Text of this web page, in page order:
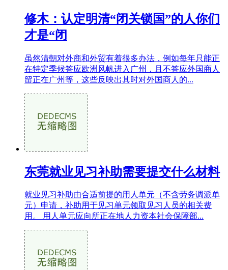
修木：认定明清“闭关锁国”的人你们
才是“闭
虽然清朝对外商和外贸有着很多办法，例如每年只能正
在特定季候答应欧洲风帆进入广州，且不答应外国商人
留正在广州等，这些反映出其时对外国商人的...
东莞就业见习补助需要提交什么材料
就业见习补助由合适前提的用人单元（不含劳务调派单
元）申请，补助用于见习单元领取见习人员的相关费
用。 用人单元应向所正在地人力资本社会保障部...